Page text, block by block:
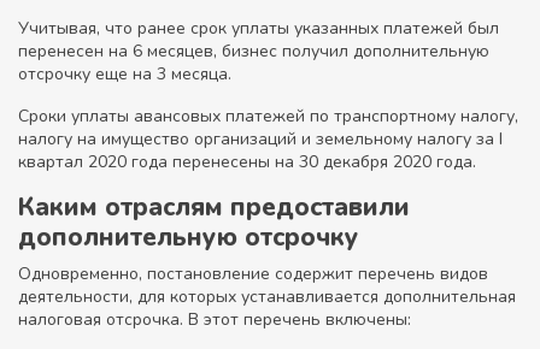
Учитывая, что ранее срок уплаты указанных платежей был
перенесен на 6 месяцев, бизнес получил дополнительную
отсрочку еще на 3 месяца.
Сроки уплаты авансовых платежей по транспортному налогу,
налогу на имущество организаций и земельному налогу за I
квартал 2020 года перенесены на 30 декабря 2020 года.
Каким отраслям предоставили
дополнительную отсрочку
Одновременно, постановление содержит перечень видов
деятельности, для которых устанавливается дополнительная
налоговая отсрочка. В этот перечень включены: